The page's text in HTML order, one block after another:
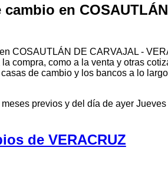
en
COSAUTLÁN DE CARVAJAL -
compra, como a la venta y otras
de cambio y los bancos a lo
previos y del día de ayer Jueves
de VERACRUZ